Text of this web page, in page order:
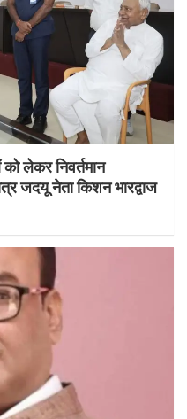
को लेकर निवर्तमान
जदयू नेता किशन भारद्वाज